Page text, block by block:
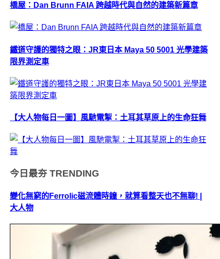
橋屋：Dan Brunn FAIA 跨越時代與自然的建築新篇章
鐵道守護的獨特之眼：JR東日本 Maya 50 5001 光學建築
限界測定車
【大人物每日一圖】風馳電掣：土耳其草原上的生命狂舞
今日最夯 TRENDING
變化無窮的Ferrolic磁流體時鐘，就算看整天也不無聊! |
大人物